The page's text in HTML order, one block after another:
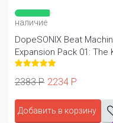
наличие
DopeSONIX Beat
Expansion Pack 01: The
2383 Р 2234 Р
Добавить в корзину